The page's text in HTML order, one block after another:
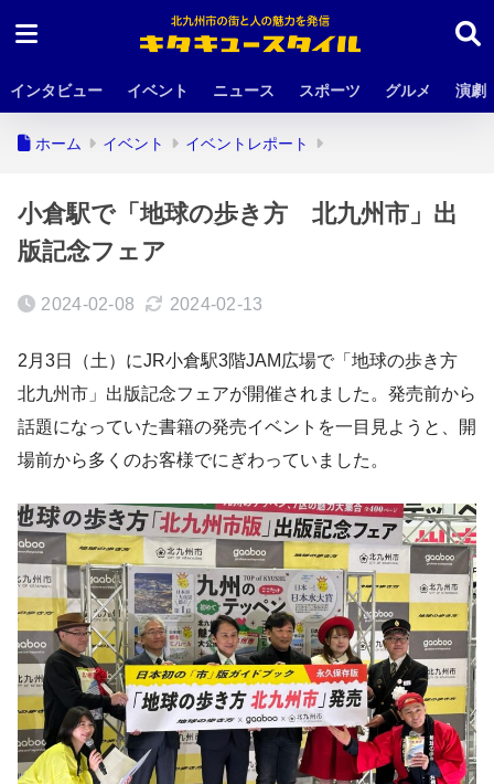
インタビュー イベント ニュース スポーツ グルメ 演劇
ホーム イベント イベントレポート
小倉駅で「地球の歩き方 北九州市」出
版記念フェア
2024-02-08 2024-02-13
2月3日（土）にJR小倉駅3階JAM広場で「地球の歩き方
北九州市」出版記念フェアが開催されました。発売前から
話題になっていた書籍の発売イベントを一目見ようと、開
場前から多くのお客様でにぎわっていました。